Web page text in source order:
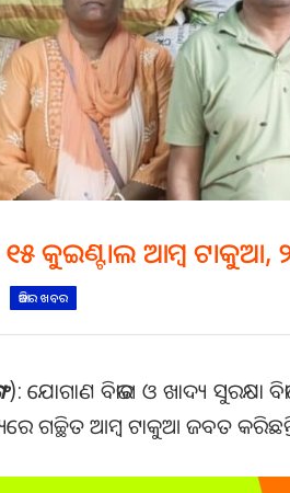
କୁଇଣ୍ଟାଲ ଆମ୍ବ
ଆଜିର ଖବର
): ଯୋଗାଣ ବିଭାଗ ଓ ଖାଦ୍ୟ ସୁରକ୍ଷା
ଗଚ୍ଛିତ ଆମ୍ବ ଟାକୁଆ ଜବତ